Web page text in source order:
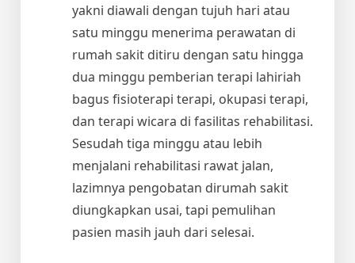
yakni diawali dengan tujuh hari atau
satu minggu menerima perawatan di
rumah sakit ditiru dengan satu hingga
dua minggu pemberian terapi lahiriah
bagus fisioterapi terapi, okupasi terapi,
dan terapi wicara di fasilitas rehabilitasi.
Sesudah tiga minggu atau lebih
menjalani rehabilitasi rawat jalan,
lazimnya pengobatan dirumah sakit
diungkapkan usai, tapi pemulihan
pasien masih jauh dari selesai.